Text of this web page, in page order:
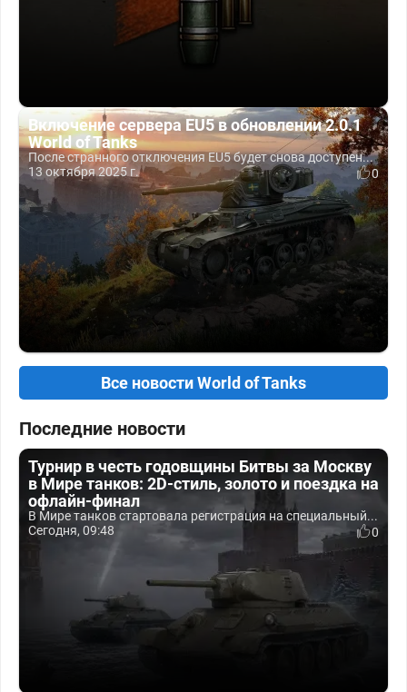
Включение сервера EU5 в обновлении 2.0.1
World of Tanks
После странного отключения EU5 будет снова доступен...
13 октября 2025 г.
0
Все новости World of Tanks
Последние новости
Турнир в честь годовщины Битвы за Москву
в Мире танков: 2D-стиль, золото и поездка на
офлайн-финал
В Мире танков стартовала регистрация на специальный...
Сегодня, 09:48
0